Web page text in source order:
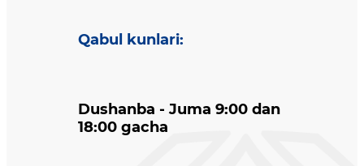
Qabul kunlari:
Dushanba - Juma 9:00 dan
18:00 gacha